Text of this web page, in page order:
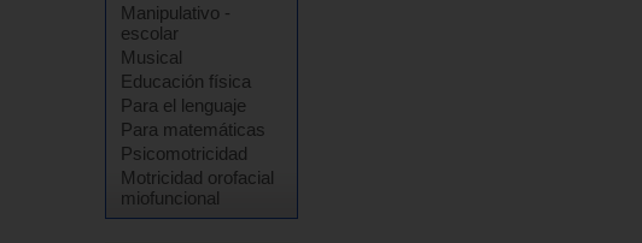
Manipulativo -
escolar
Musical
Educación física
Para el lenguaje
Para matemáticas
Psicomotricidad
Motricidad orofacial
miofuncional